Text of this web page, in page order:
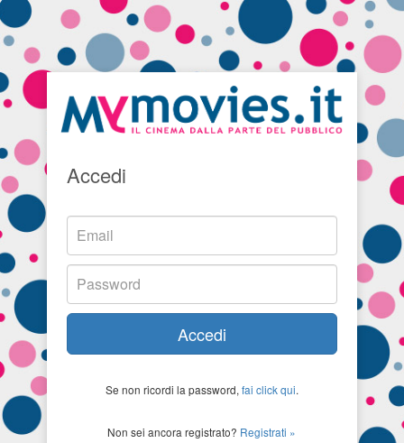
Accedi
Accedi
Se non ricordi la password, fai click qui.
Non sei ancora registrato? Registrati »